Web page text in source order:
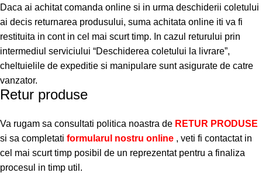
Daca ai achitat comanda online si in urma deschiderii coletului
ai decis returnarea produsului, suma achitata online iti va fi
restituita in cont in cel mai scurt timp. In cazul returului prin
intermediul serviciului “Deschiderea coletului la livrare”,
cheltuielile de expeditie si manipulare sunt asigurate de catre
vanzator.
Retur produse
Va rugam sa consultati politica noastra de RETUR PRODUSE
si sa completati formularul nostru online , veti fi contactat in
cel mai scurt timp posibil de un reprezentat pentru a finaliza
procesul in timp util.